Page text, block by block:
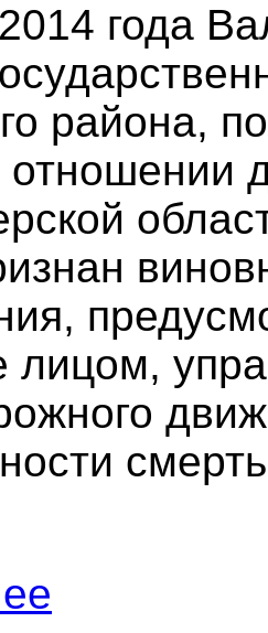
года
района,
отношении
лицом,